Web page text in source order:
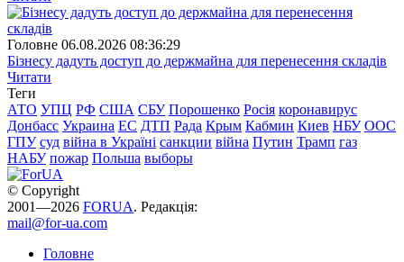
Головне 06.08.2026 08:36:29
Бізнесу дадуть доступ до держмайна для перенесення складів
Читати
Теги
АТО УПЦ РФ США СБУ Порошенко Росія коронавирус
Донбасс Украина ЕС ДТП Рада Крым Кабмин Киев НБУ ООС
ГПУ суд війна в Україні санкции війна Путин Трамп газ
НАБУ пожар Польша выборы
© Copyright
2001—2026 FORUA. Редакція:
mail@for-ua.com
Головне